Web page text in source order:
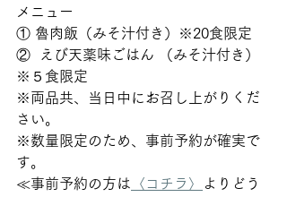
メニュー
① 魯肉飯（みそ汁付き）※20食限定
②  えび天薬味ごはん （みそ汁付き）
※５食限定
※両品共、当日中にお召し上がりくだ
さい。
※数量限定のため、事前予約が確実で
す。
≪事前予約の方は
〈コチラ〉
よりどう